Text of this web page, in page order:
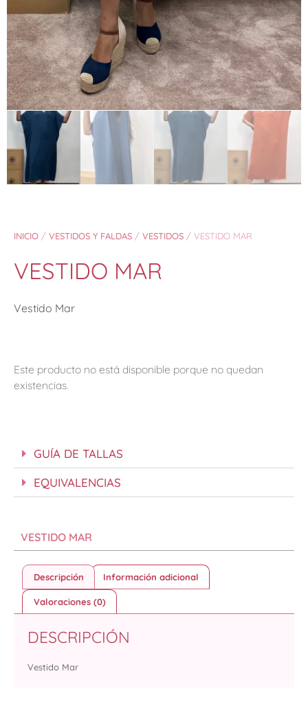
INICIO / VESTIDOS Y FALDAS / VESTIDOS / VESTIDO MAR
VESTIDO MAR
Vestido Mar
Este producto no está disponible porque no quedan
existencias.
GUÍA DE TALLAS
EQUIVALENCIAS
VESTIDO MAR
Descripción Información adicional
Valoraciones (0)
DESCRIPCIÓN
Vestido Mar